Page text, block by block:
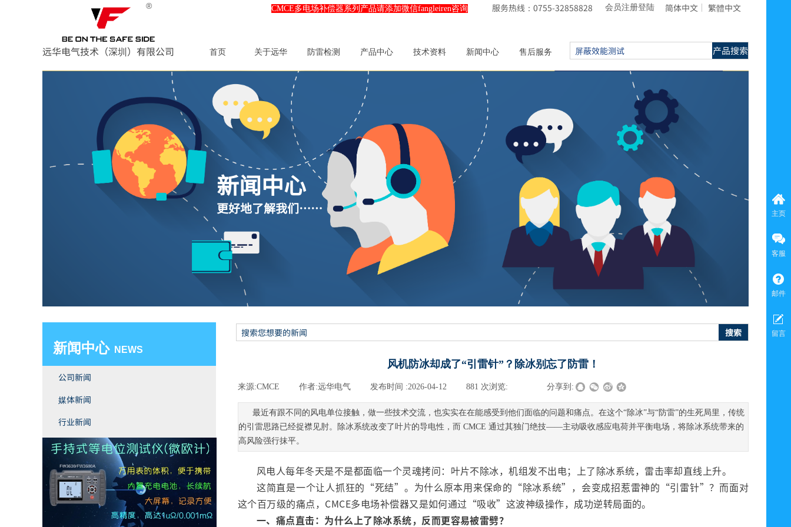
远华电气技术（深圳）有限公司
会员注册登陆
首页 关于远华 防雷检测 产品中心 技术资料 新闻中心 售后服务
服务热线：0755-32858828
产品搜索
® 简体中文 繁體中文
CMCE多电场补偿器系列产品请添加微信fangleiren咨询
新闻中心
更好地了解我们……
新闻中心​ NEWS
搜索
风机防冰却成了“引雷针”？除冰别忘了防雷！
来源:CMCE 作者:远华电气 发布时间 :2026-04-12 881 次浏览: 分享到:
最近有跟不同的风电单位接触，做一些技术交流，也实实在在能感受到他们面临的问题和痛点。在这个“除冰”与“防雷”的生死局里，传统
的引雷思路已经捉襟见肘。除冰系统改变了叶片的导电性，而 CMCE 通过其独门绝技——主动吸收感应电荷并平衡电场，将除冰系统带来的
高风险强行抹平。
风电人每年冬天是不是都面临一个灵魂拷问：叶片不除冰，机组发不出电；上了除冰系统，雷击率却直线上升。
这简直是一个让人抓狂的“死结”。为什么原本用来保命的“除冰系统”，会变成招惹雷神的“引雷针”？而面对
这个百万级的痛点，CMCE多电场补偿器又是如何通过“吸收”这波神级操作，成功逆转局面的。
一、痛点直击：为什么上了除冰系统，反而更容易被雷劈？
公司新闻
媒体新闻
行业新闻
双击此处添加文字
主页
客服
邮件
留言